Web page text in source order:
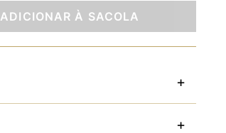
ADICIONAR À SACOLA